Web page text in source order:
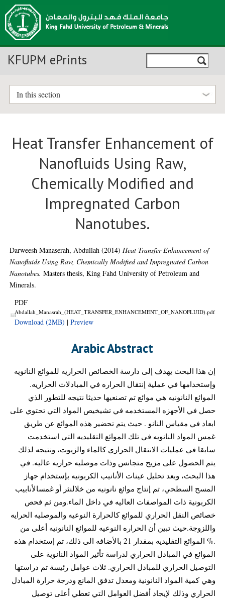
KFUPM ePrints
In this section
Heat Transfer Enhancement of
Nanofluids Using Raw,
Chemically Modified and
Impregnated Carbon
Nanotubes.
Darweesh Manaserah, Abdullah (2014)Heat Transfer Enhancement of
Nanofluids Using Raw, Chemically Modified and Impregnated Carbon
Nanotubes. Masters thesis, King Fahd University of Petroleum and
Minerals.
PDF
Abdallah_Manasrah_(HEAT_TRANSFER_ENHANCEMENT_OF_NANOFLUID).pdf
Download (2MB) |Preview
Arabic Abstract
إن هذا البحث يهدف إلى دارسة الخصائص الحراريه للموائع النانويه
وإستخدامها في عملية إنتقال الحراره في المبادلات الحراريه.
الموائع النانونيه هي موائع تم تصنعيها حديثا نتيجه للتطور الذي
حصل في الأجهزه المستخدمه في تشيخيص المواد التي تحتوي على
ابعاد في مقياس النانو . حيث يتم تحضير هذه الموائع عن طريق
غمس المواد النانويه في تلك الموائع التقليديه التي استخدمت
سابقا في عمليات الانتقال الحراري كالماء والزيوت، ونتيجه لذلك
يتم الحصول على مزيح متجانس وذات موصليه حراريه عاليه. في
هذا البحث، وبعد تحليل عينات الأنانيب الكربونيه بإستخدام جهاز
المسح السطحي، تم إنتاج موائع نانونيه من خلالنثر أو غمسالأنابيب
الكربونية ذات المواصفات العاليه في داخل الماء.ومن ثم فحص
خصائص النقل الحراري للموائع كالحرارة النوعيه والموصليه الحرايه
واللزوجة.حيث تبين أن الحراره النوعيه للموائع النانونيه أعلى من
.% الموائع التقليديه بمقدار 21 بالأضافه الى ذلك، تم إستخدام هذه
الموائع في المبادل الحراري لدراسة تأثير المواد النانوية على
التوصيل الحراري للمبادل الحراري. ثلاث عوامل رئيسة تم دراستها
وهي كمية المواد النانونية ومعدل تدفق المانع ودرجة حرارة المبادل
الحراري وذلك لإيجاد أفضل العوامل التي تعطي أعلى توصيل